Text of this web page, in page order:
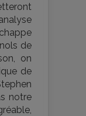
de
on
de
notre